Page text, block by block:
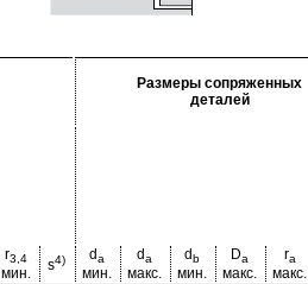
Размеры сопряженных
деталей
r3,4
мин.
s4) da
мин.
da
макс.
d b
мин.
Da
макс.
ra
макс.